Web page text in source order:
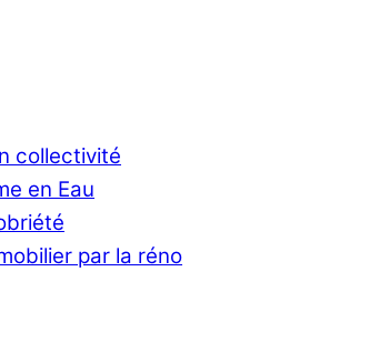
collectivité
en Eau
par la réno